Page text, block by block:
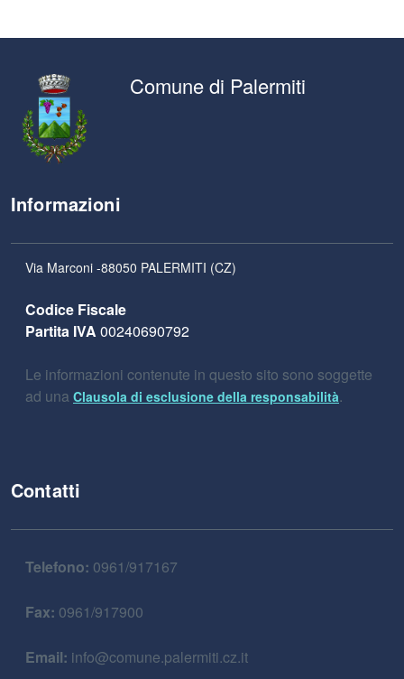
Comune di Palermiti
Informazioni
Via Marconi -88050 PALERMITI (CZ)
Codice Fiscale
Partita IVA 00240690792
Le informazioni contenute in questo sito sono soggette
ad una Clausola di esclusione della responsabilità.
Contatti
Telefono: 0961/917167
Fax: 0961/917900
Email: info@comune.palermiti.cz.it